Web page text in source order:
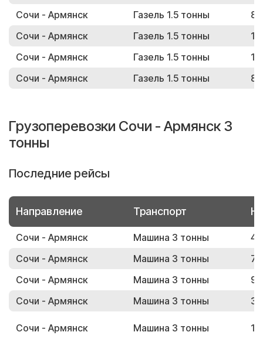
Сочи - Армянск Газель 1.5 тонны
Сочи - Армянск
Газель 1.5 тонны
Сочи - Армянск
Газель 1.5 тонны
Сочи - Армянск
Газель 1.5 тонны
Грузоперевозки Сочи - Армянск 3
тонны
Последние рейсы
Направление Транспорт
Сочи - Армянск Машина 3 тонны
Сочи - Армянск
Машина 3 тонны
Сочи - Армянск
Машина 3 тонны
Сочи - Армянск
Машина 3 тонны
Сочи - Армянск Машина 3 тонны